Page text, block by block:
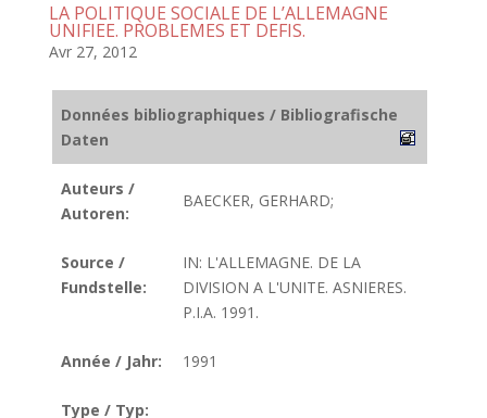
LA POLITIQUE SOCIALE DE L’ALLEMAGNE
UNIFIEE. PROBLEMES ET DEFIS.
Avr 27, 2012
Données bibliographiques / Bibliografische
Daten
Auteurs /
Autoren:
BAECKER, GERHARD;
Source /
Fundstelle:
IN: L'ALLEMAGNE. DE LA
DIVISION A L'UNITE. ASNIERES.
P.I.A. 1991.
Année / Jahr: 1991
Type / Typ: